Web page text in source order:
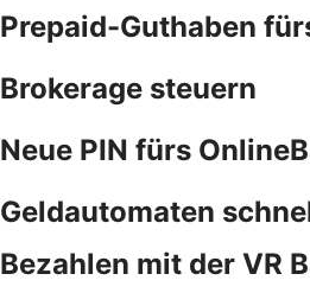
Prepaid-Guthaben
Brokerage steuern
Neue PIN fürs
Geldautomaten
Bezahlen mit der VR